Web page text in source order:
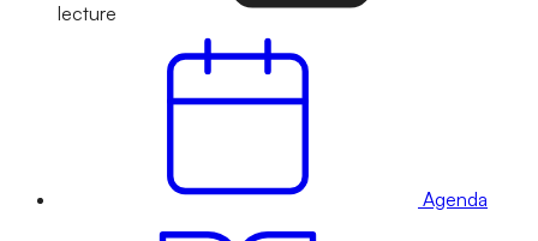
lecture
Agenda